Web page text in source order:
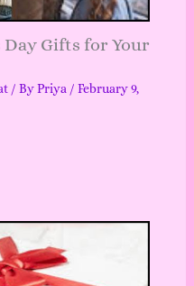
Gifts for Your
/ ByPriya / February 9,